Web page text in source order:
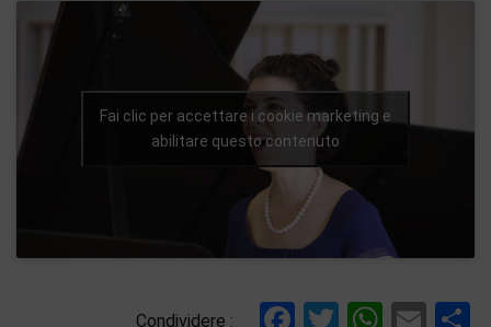
Fai clic per accettare i cookie marketing e
abilitare questo contenuto
Condividere :